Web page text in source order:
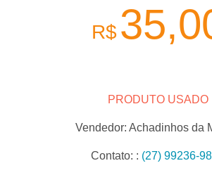
R$
PRODUTO USADO
Vendedor: Achadinhos da
Contato: : (27) 99236-